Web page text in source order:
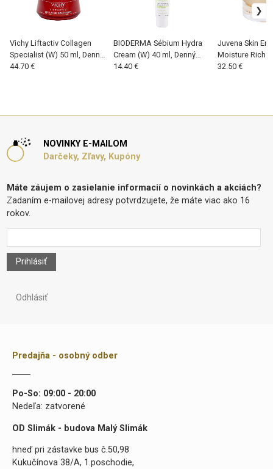
Vichy Liftactiv Collagen
Specialist (W) 50 ml, Denný
pleťový krém
44.70 €
BIODERMA Sébium Hydra
Cream (W) 40 ml, Denný
pleťový krém
14.40 €
Juvena Skin
Moisture Rich
Denný pleťový
32.50 €
NOVINKY E-MAILOM
Darčeky, Zľavy, Kupóny
Máte záujem o zasielanie informacií o novinkách a akciách?
Zadaním e-mailovej adresy potvrdzujete, že máte viac ako 16
rokov.
Prihlásiť
Odhlásiť
Predajňa - osobný odber
Po-So: 09:00 - 20:00
Nedeľa: zatvorené
OD Slimák - budova Malý Slimák
hneď pri zástavke bus č.50,98
Kukučínova 38/A, 1.poschodie,